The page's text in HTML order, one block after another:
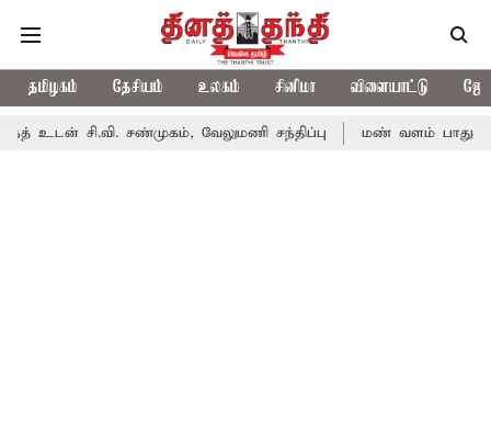
தமிழகம் தேசியம் உலகம் சினிமா விளையாட்டு
உடன் சி.வி. சண்முகம், வேலுமணி சந்திப்பு மண் வளம்